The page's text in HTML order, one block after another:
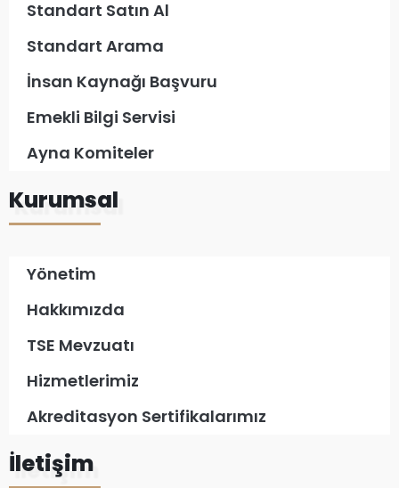
Standart Satın Al
Standart Arama
İnsan Kaynağı Başvuru
Emekli Bilgi Servisi
Ayna Komiteler
Kurumsal
Yönetim
Hakkımızda
TSE Mevzuatı
Hizmetlerimiz
Akreditasyon Sertifikalarımız
İletişim